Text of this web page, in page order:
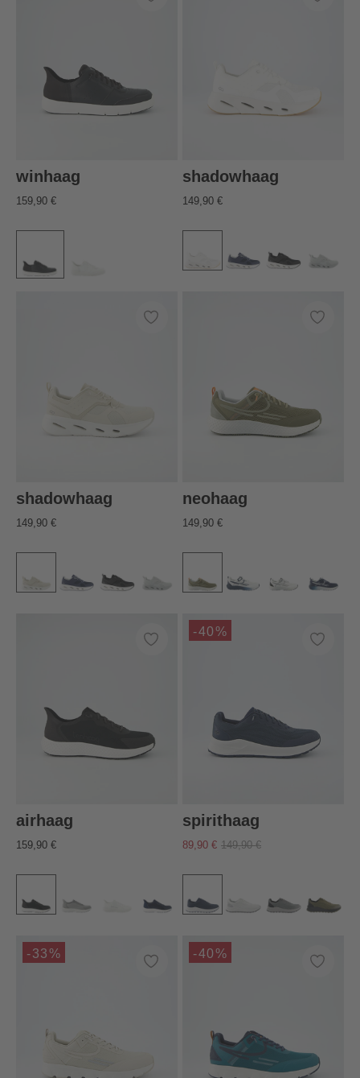
winhaag
159,90 €
shadowhaag
149,90 €
shadowhaag
149,90 €
neohaag
149,90 €
airhaag
159,90 €
-40%
spirithaag
89,90 € 149,90 €
-33% -40%